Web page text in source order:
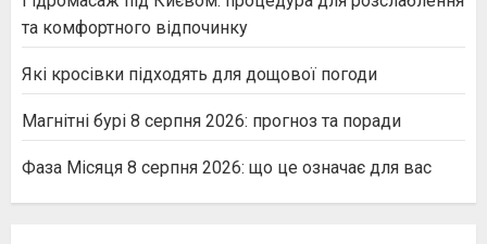
та комфортного відпочинку
Які кросівки підходять для дощової погоди
Магнітні бурі 8 серпня 2026: прогноз та поради
Фаза Місяця 8 серпня 2026: що це означає для вас